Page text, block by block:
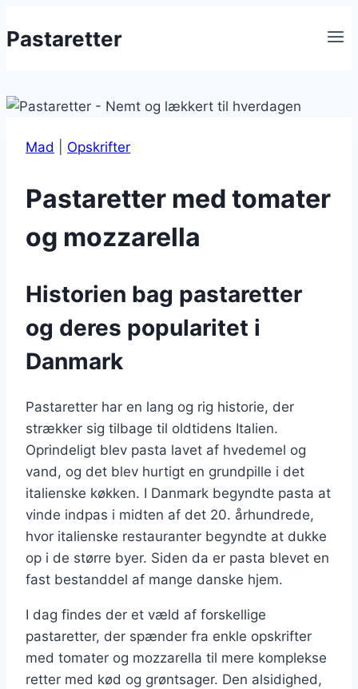
til
Pastaretter
Mad Opskrifter
Pastaretter med tomater
og mozzarella
Historien bag pastaretter
og deres popularitet i
Danmark
Pastaretter har en lang og rig historie, der
strækker sig tilbage til oldtidens Italien.
Oprindeligt blev pasta lavet af hvedemel og
vand, og det blev hurtigt en grundpille i det
italienske køkken. I Danmark begyndte pasta at
vinde indpas i midten af det 20. århundrede,
hvor italienske restauranter begyndte at dukke
op i de større byer. Siden da er pasta blevet en
fast bestanddel af mange danske hjem.
I dag findes der et væld af forskellige
pastaretter, der spænder fra enkle opskrifter
med tomater og mozzarella til mere komplekse
retter med kød og grøntsager. Den alsidighed,